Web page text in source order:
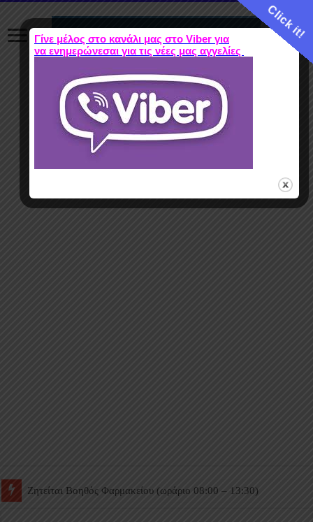
Ζητείται Βοηθός Θαλάμου
Click it!
Γίνε μέλος στο κανάλι μας στο Viber για
να ενημερώνεσαι για τις νέες μας αγγελίες